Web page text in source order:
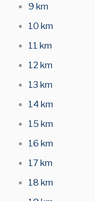
9 km
10 km
11 km
12 km
13 km
14 km
15 km
16 km
17 km
18 km